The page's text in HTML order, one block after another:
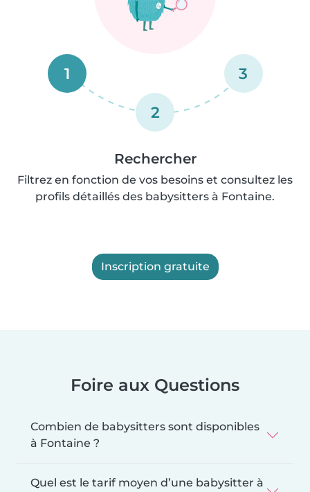
1
2
3
Rechercher
Filtrez en fonction de vos besoins et consultez les
profils détaillés des babysitters à Fontaine.
Inscription gratuite
Foire aux Questions
Combien de babysitters sont disponibles
à Fontaine ?
Quel est le tarif moyen d’une babysitter à